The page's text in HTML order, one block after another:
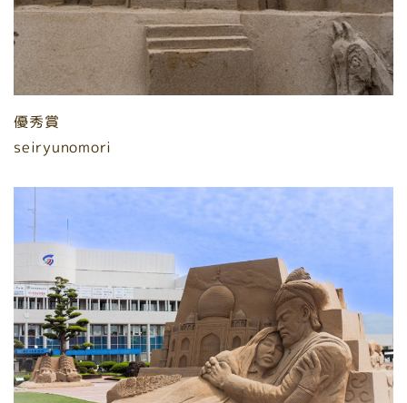
優秀賞
seiryunomori